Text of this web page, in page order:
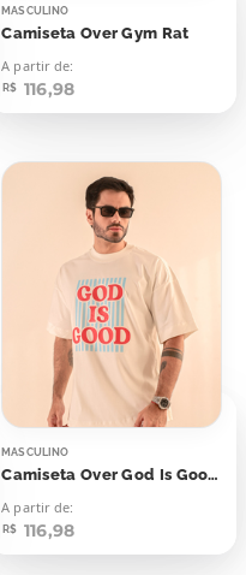
MASCULINO
Camiseta Over Gym Rat
A partir de:
R$ 116,98
MASCULINO
Camiseta Over God Is Good Listras
A partir de:
R$ 116,98